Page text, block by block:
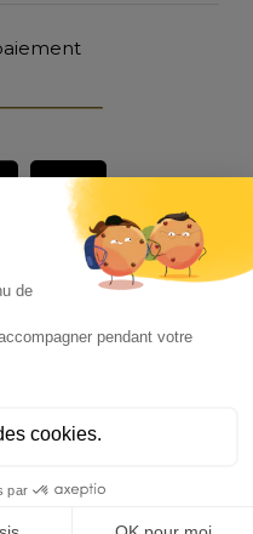
?
de la région Hauts de